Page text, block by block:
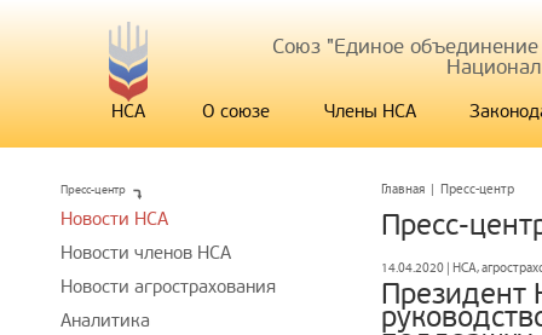
Союз "Единое
НСА О союзе Члены НСА
Главная | Пресс-центр
Пресс-
14.04.2020 | НСА,
Пресс-центр
Новости НСА
Новости членов НСА
Новости агрострахования
Аналитика